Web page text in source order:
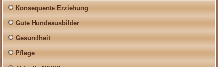
Konsequente Erziehung
Gute Hundeausbilder
Gesundheit
Pflege